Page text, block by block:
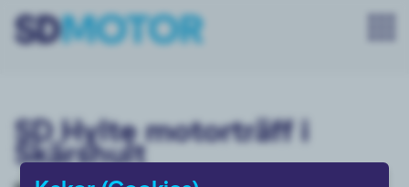
SD Hylte motorträff i
Skärshult